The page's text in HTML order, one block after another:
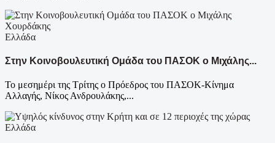
Ελλάδα
Στην Κοινοβουλευτική Ομάδα του ΠΑΣΟΚ ο Μιχάλης...
Το μεσημέρι της Τρίτης ο Πρόεδρος του ΠΑΣΟΚ-Κίνημα
Αλλαγής, Νίκος Ανδρουλάκης,...
Ελλάδα